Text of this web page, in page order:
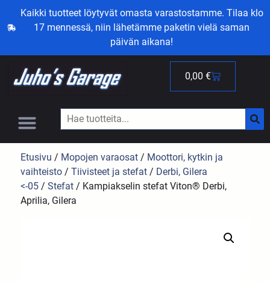
Kaikki tuotteet löytyvät omasta varastostamme. Tilaa klo
17 mennessä, niin lähetämme paketin vielä saman
päivän aikana!
0,00 €
Etusivu / Mopojen varaosat / Moottori, kytkin ja
vaihteisto /Tiivisteet ja stefat / Derbi, Gilera
<-05 /Stefat / Kampiakselin stefat Viton® Derbi,
Aprilia, Gilera